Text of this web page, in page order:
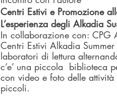
Centri Estivi e Promozione
L’esperienza degli Alkadia
In collaborazione con: CPG
Centri Estivi Alkadia
laboratori di lettura
c’e’ una piccola  biblioteca
con video e foto delle
piccoli.